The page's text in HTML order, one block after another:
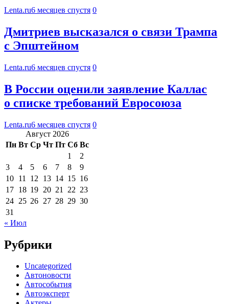
Lenta.ru6 месяцев спустя 0
Дмитриев высказался о связи Трампа
с Эпштейном
Lenta.ru6 месяцев спустя 0
В России оценили заявление Каллас
о списке требований Евросоюза
Lenta.ru6 месяцев спустя 0
Август 2026
Пн Вт Ср Чт Пт Сб Вс
1
2
3
4 5 6 7 8
9
10 11 12 13 14 15 16
17 18 19 20 21 22 23
24 25 26 27 28 29 30
31
« Июл
Рубрики
Uncategorized
Автоновости
Автособытия
Автоэксперт